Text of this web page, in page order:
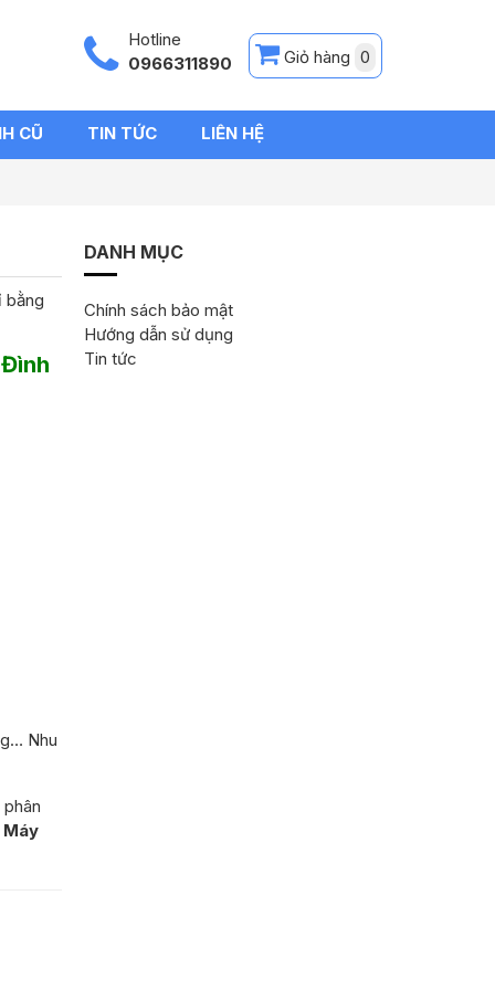
Hotline
0966311890
Giỏ hàng 0
CŨ TIN TỨC LIÊN HỆ
bằng
Nhu
DANH MỤC
Chính sách bảo mật
Hướng dẫn sử dụng
Tin tức